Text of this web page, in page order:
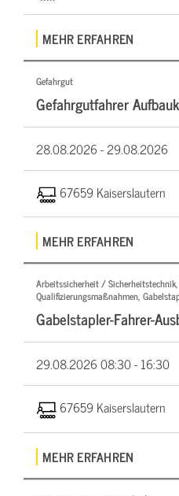
MEHR ERFAHREN
Gefahrgut
Gefahrgutfahrer
28.08.2026 -29.08.2026
67659 Kaiserslautern
MEHR ERFAHREN
Arbeitssicherheit /
Qualifizierungsmaßnahmen,
Gabelstapler-Fahrer-
29.08.202608:30 - 16:30
67659 Kaiserslautern
MEHR ERFAHREN